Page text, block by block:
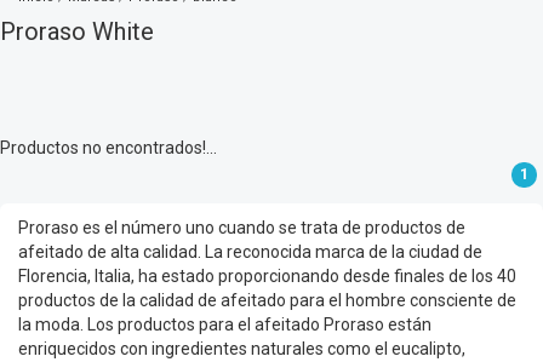
Proraso White
Productos no encontrados!...
1
Proraso es el número uno cuando se trata de productos de
afeitado de alta calidad. La reconocida marca de la ciudad de
Florencia, Italia, ha estado proporcionando desde finales de los 40
productos de la calidad de afeitado para el hombre consciente de
la moda. Los productos para el afeitado Proraso están
enriquecidos con ingredientes naturales como el eucalipto,